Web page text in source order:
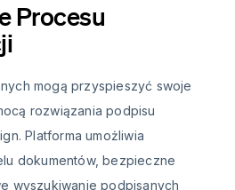
Procesu
mogą przyspieszyć swoje
rozwiązania podpisu
Platforma umożliwia
dokumentów, bezpieczne
wyszukiwanie podpisanych